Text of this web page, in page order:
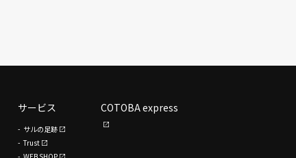
サービス
サルの足跡
Trust
COTOBA express